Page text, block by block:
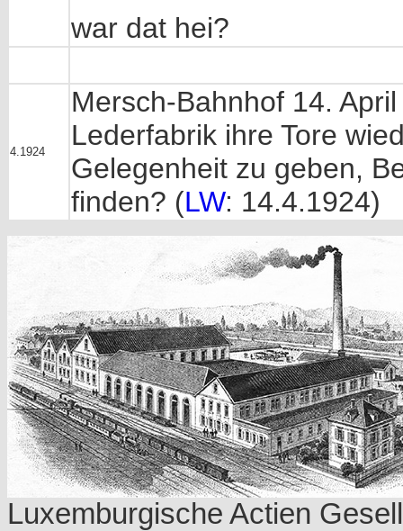
war dat hei?
4.1924
Mersch-Bahnhof 14.
Lederfabrik ihre Tore
Gelegenheit zu geben,
finden? (LW: 14.4.1924)
Luxemburgische Actien